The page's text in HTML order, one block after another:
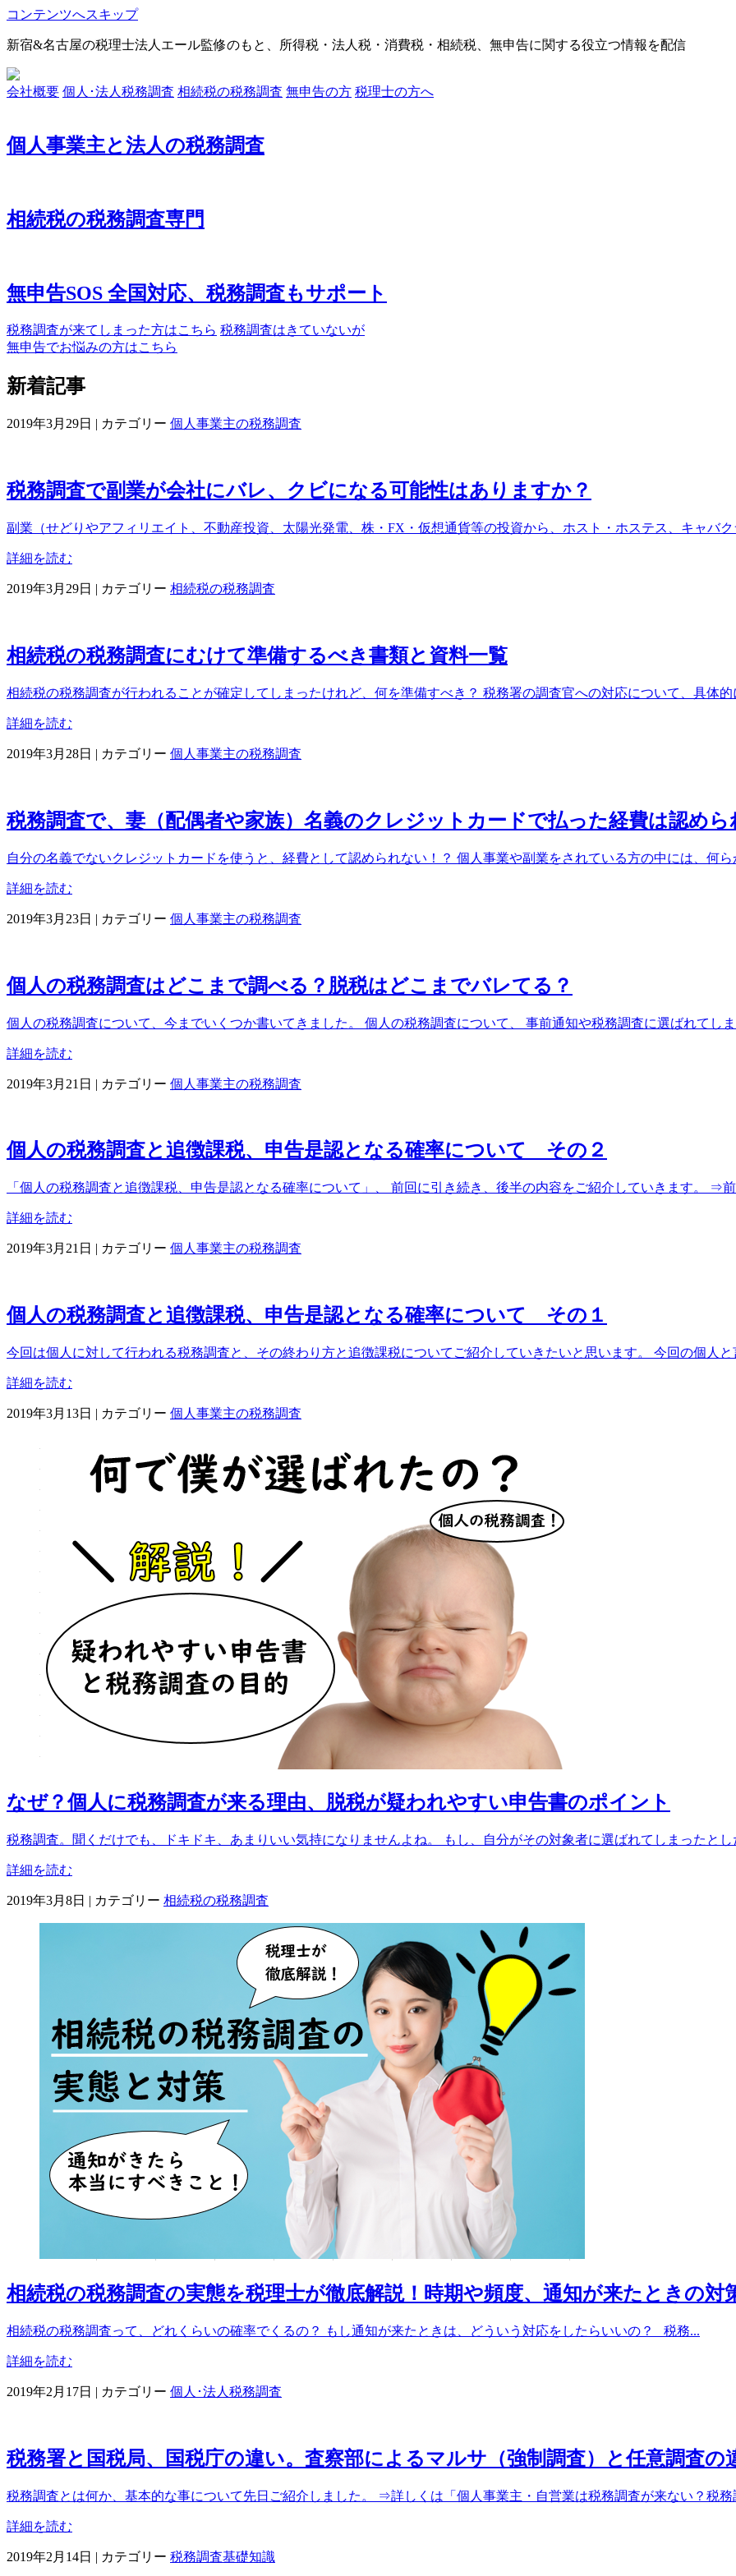
コンテンツへスキップ
新宿&名古屋の税理士法人エール監修のもと、所得税・法人税・消費税・相続税、無申告に関する役立つ情報を配信
会社概要 個人･法人税務調査 相続税の税務調査 無申告の方 税理士の方へ
個人事業主と法人の税務調査
相続税の税務調査専門
無申告SOS 全国対応、税務調査もサポート
税務調査が来てしまった方はこちら 税務調査はきていないが
無申告でお悩みの方はこちら
新着記事
2019年3月29日 | カテゴリー 個人事業主の税務調査
税務調査で副業が会社にバレ、クビになる可能性はありますか？
副業（せどりやアフィリエイト、不動産投資、太陽光発電、株・FX・仮想通貨等の投資から、ホスト・ホステス、キャバク
詳細を読む
2019年3月29日 | カテゴリー 相続税の税務調査
相続税の税務調査にむけて準備するべき書類と資料一覧
相続税の税務調査が行われることが確定してしまったけれど、何を準備すべき？ 税務署の調査官への対応について、具体的
詳細を読む
2019年3月28日 | カテゴリー 個人事業主の税務調査
税務調査で、妻（配偶者や家族）名義のクレジットカードで払った経費は認めら
自分の名義でないクレジットカードを使うと、経費として認められない！？ 個人事業や副業をされている方の中には、何ら
詳細を読む
2019年3月23日 | カテゴリー 個人事業主の税務調査
個人の税務調査はどこまで調べる？脱税はどこまでバレてる？
個人の税務調査について、今までいくつか書いてきました。 個人の税務調査について、 事前通知や税務調査に選ばれてし
詳細を読む
2019年3月21日 | カテゴリー 個人事業主の税務調査
個人の税務調査と追徴課税、申告是認となる確率について その２
「個人の税務調査と追徴課税、申告是認となる確率について」、 前回に引き続き、後半の内容をご紹介していきます。 ⇒
詳細を読む
2019年3月21日 | カテゴリー 個人事業主の税務調査
個人の税務調査と追徴課税、申告是認となる確率について その１
今回は個人に対して行われる税務調査と、その終わり方と追徴課税についてご紹介していきたいと思います。 今回の個人と
詳細を読む
2019年3月13日 | カテゴリー 個人事業主の税務調査
なぜ？個人に税務調査が来る理由、脱税が疑われやすい申告書のポイント
税務調査。聞くだけでも、ドキドキ、あまりいい気持になりませんよね。 もし、自分がその対象者に選ばれてしまったと
詳細を読む
2019年3月8日 | カテゴリー 相続税の税務調査
相続税の税務調査の実態を税理士が徹底解説！時期や頻度、通知が来たときの対
相続税の税務調査って、どれくらいの確率でくるの？ もし通知が来たときは、どういう対応をしたらいいの？ 税務...
詳細を読む
2019年2月17日 | カテゴリー 個人･法人税務調査
税務署と国税局、国税庁の違い。査察部によるマルサ（強制調査）と任意調査の
税務調査とは何か、基本的な事について先日ご紹介しました。 ⇒詳しくは「個人事業主・自営業は税務調査が来ない？税務
詳細を読む
2019年2月14日 | カテゴリー 税務調査基礎知識